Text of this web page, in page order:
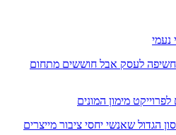
חשיפה לעסק אבל חוששים מתחום
הגדול שאנשי יחסי ציבור מייצרים